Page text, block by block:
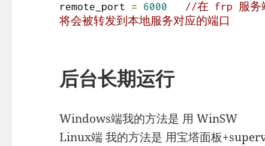
remote_port = 6000
//在 frp 服务
将会被转发到本地服务对应的端口
后台长期运行
Windows端我的方法是 用 WinSW
Linux端 我的方法是 用宝塔面板